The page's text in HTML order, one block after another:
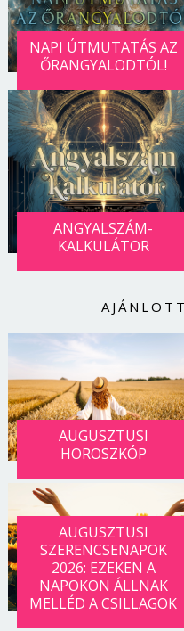
NAPI ÚTMUTATÁS AZ
ŐRANGYALODTÓL!
ANGYALSZÁM-
KALKULÁTOR
AUGUSZTUSI
HOROSZKÓP
AUGUSZTUSI
SZERENCSENAPOK
2026: EZEKEN A
NAPOKON ÁLLNAK
MELLÉD A CSILLAGOK